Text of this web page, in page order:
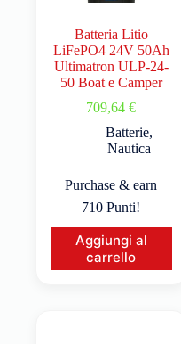
Batteria Litio
LiFePO4 24V 50Ah
Ultimatron ULP-24-
50 Boat e Camper
709,64€
Batterie,
Nautica
Purchase & earn
710 Punti!
Aggiungi al
carrello